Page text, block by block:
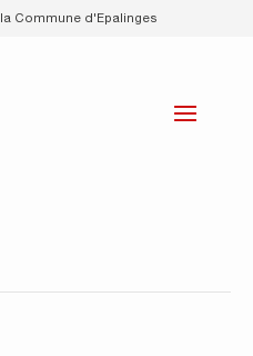
la Commune d'Epalinges